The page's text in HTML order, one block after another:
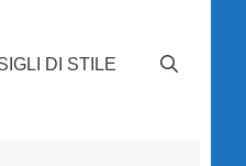
DI STILE